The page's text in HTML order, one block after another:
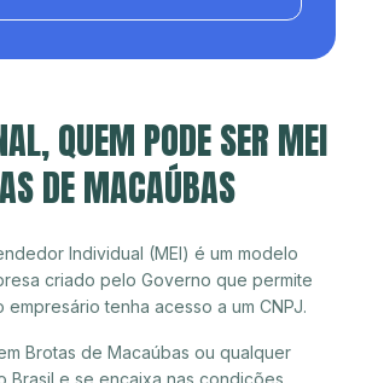
QUEM PODE SER MEI
DE MACAÚBAS
Individual (MEI) é um modelo
criado pelo Governo que permite
tenha acesso a um CNPJ.
Brotas de Macaúbas ou qualquer
Brasil e se encaixa nas condições